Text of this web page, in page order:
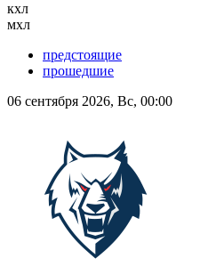
кхл
мхл
предстоящие
прошедшие
06 сентября 2026, Вс, 00:00